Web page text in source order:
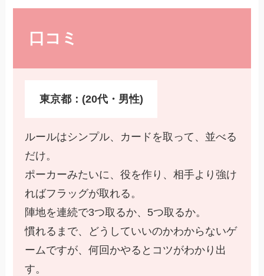
口コミ
東京都：(20代・男性)
ルールはシンプル、カードを取って、並べる
だけ。
ポーカーみたいに、役を作り、相手より強け
ればフラッグが取れる。
陣地を連続で3つ取るか、5つ取るか。
慣れるまで、どうしていいのかわからないゲ
ームですが、何回かやるとコツがわかり出
す。